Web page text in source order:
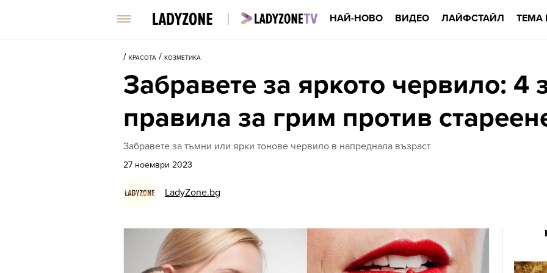
НАЙ-НОВО ВИДЕО ЛАЙФСТАЙЛ ТЕМА
/ КРАСОТА / КОЗМЕТИКА
Забравете за яркото червило: 4
правила за грим против
Забравете за тъмни или ярки тонове червило в напреднала възраст
27 ноември 2023
LadyZone.bg